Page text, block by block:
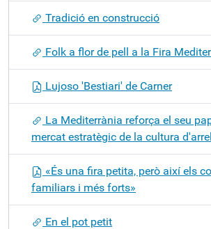
Tradició en construcció
Folk a flor de pell a la Fira
Lujoso 'Bestiari' de Carner
La Mediterrània reforça el seu
mercat estratègic de la cultura d'arrel
«És una fira petita, però així els
familiars i més forts»
En el pot petit